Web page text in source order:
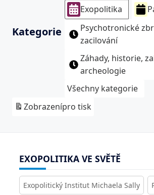
Kategorie
Exopolitika
Psychotronické
zacilování
Záhady, historie,
archeologie
Všechny kategorie
Zobrazenípro tisk
EXOPOLITIKA VE SVĚTĚ
Exopolitický Institut Michaela Sally